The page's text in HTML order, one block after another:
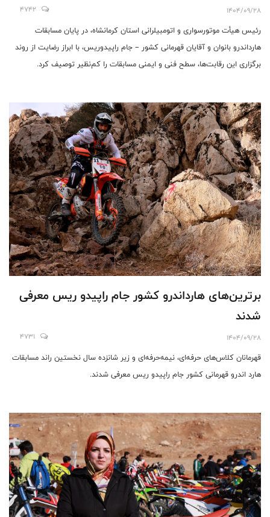
1404/09/28
4742
رئیس هیأت موتورسواری و اتومبیلرانی استان کرمانشاه، در پایان مسابقات
هارداندرو بانوان و آقایان قهرمانی کشور – جام راپیدوریس، با ابراز رضایت از روند
برگزاری این رقابت‌ها، سطح فنی و ایمنی مسابقات را کم‌نظیر توصیف کرد.
برترین‌های هارداندرو کشور جام راپیدو ریس معرفی
شدند
1404/09/28
4731
قهرمانان کلاس‌های حرفه‌ای، نیمه‌حرفه‌ای و زیر شانزده سال نخستین راند مسابقات
هارد اندرو قهرمانی کشور جام راپیدو ریس معرفی شدند‌.